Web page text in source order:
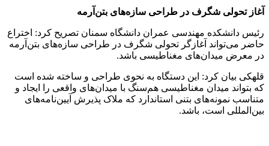
آغاز تحولی شگرف در طراحی سازه‌های بتن‌آرمه
رئیس دانشکده مهندسی عمران دانشگاه سمنان تصریح کرد: اختراع
حاضر می‌تواند آغازگر تحولی شگرف در طراحی سازه‌های بتن‌آرمه
در معرض میدان‌های مغناطیسی باشد.
قلهکی بیان کرد: این دستگاه به نحوی طراحی و ساخته شده است
که بتواند میدان مغناطیسی هم‌سنگ با میدان‌های واقعی را ایجاد و
متناسب نمونه‌های بتنی استاندارد که ملاک پذیرش آیین‌نامه‌های
بین‌المللی است، باشد.